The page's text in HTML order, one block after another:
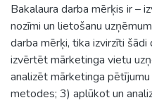
Bakalaura darba mērķis ir –
nozīmi un lietošanu
darba mērķi, tika izvirzīti
izvērtēt mārketinga vietu
analizēt mārketinga
metodes; 3) aplūkot un